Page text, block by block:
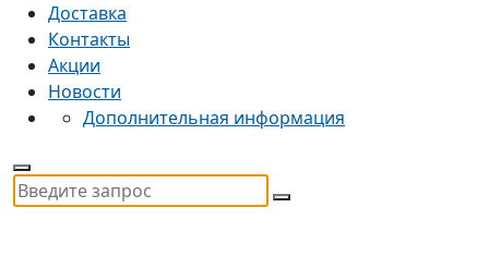
Доставка
Контакты
Акции
Новости
Дополнительная информация